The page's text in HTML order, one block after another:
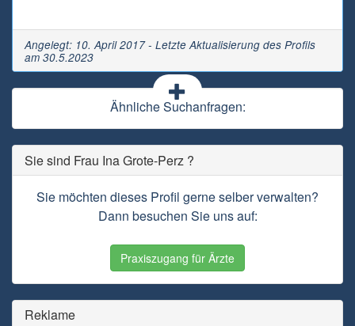
Angelegt: 10. April 2017 - Letzte Aktualisierung des Profils
am 30.5.2023
Ähnliche Suchanfragen:
Sie sind Frau Ina Grote-Perz ?
Sie möchten dieses Profil gerne selber verwalten?
Dann besuchen Sie uns auf:
Praxiszugang für Ärzte
Reklame